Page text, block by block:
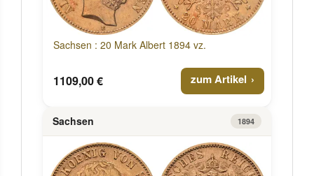
Sachsen : 20 Mark Albert 1894 vz.
1109,00 € zum Artikel
Sachsen 1894